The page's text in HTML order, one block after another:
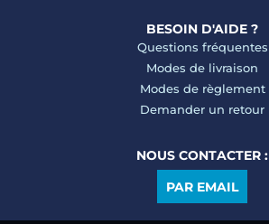
BESOIN D'AIDE ?
Questions fréquentes
Modes de livraison
Modes de règlement
Demander un retour
NOUS CONTACTER :
PAR EMAIL